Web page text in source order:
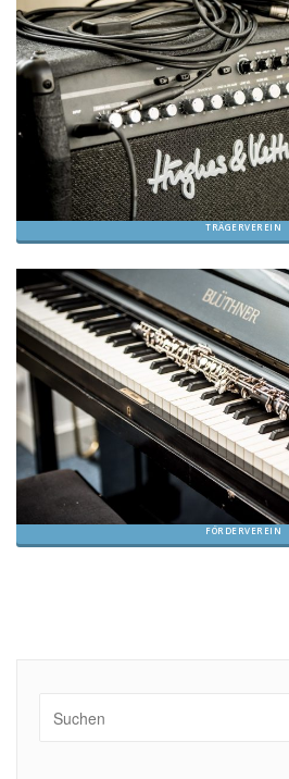
TRÄGERVEREIN
FÖRDERVEREIN